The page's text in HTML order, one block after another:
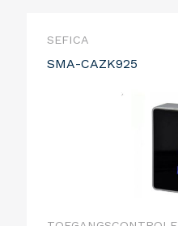
SEFICA
SMA-CAZK925